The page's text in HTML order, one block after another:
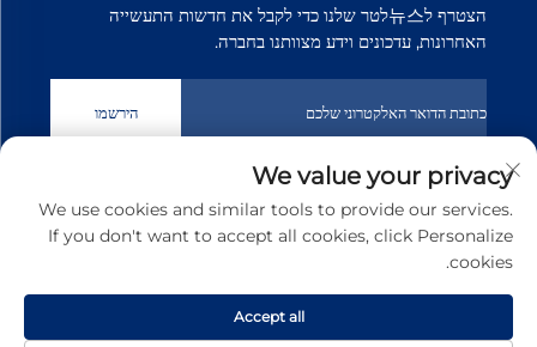
הצטרף ל뉴스לטר שלנו כדי לקבל את חדשות התעשייה
האחרונות, עדכונים וידע מצוותנו בחברה.
הירשמו
כל הזכויות שמורות © 2025 דונגואן טיאנג'י טרנסמיסיה טכנולג'י בעמ
מדיניות
הפרטיות
We value your privacy
We use cookies and similar tools to provide our services.
If you don't want to accept all cookies, click Personalize
cookies.
Accept all